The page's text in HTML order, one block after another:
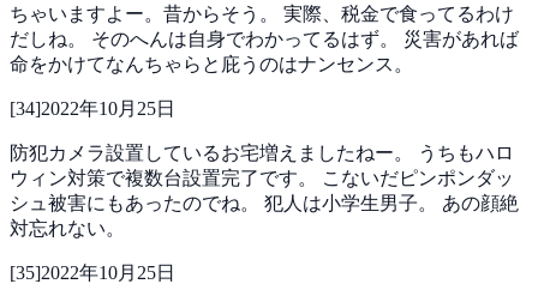
ちゃいますよー。昔からそう。 実際、税金で食ってるわけ
だしね。 そのへんは自身でわかってるはず。 災害があれば
命をかけてなんちゃらと庇うのはナンセンス。
[34]2022年10月25日
防犯カメラ設置しているお宅増えましたねー。
うちもハロ
ウィン対策で複数台設置完了です。
こないだピンポンダッ
シュ被害にもあったのでね。 犯人は小学生男子。 あの顔絶
対忘れない。
[35]2022年10月25日